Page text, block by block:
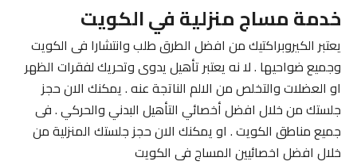
خدمة مساج منزلية في الكويت
يعتبر الكيروبراكتيك من افضل الطرق طلب وانتشارا فى الكويت
وجميع ضواحيها . لا نه يعتبر تأهيل يدوى وتحريك لفقرات الظهر
او العضلات والتخلص من الالم الناتجة عنه . يمكنك الان حجز
جلستك من خلال افضل أخصائي التأهيل البدني والحركي . فى
جميع مناطق الكويت . او يمكنك الان حجز جلستك المنزلية من
خلال افضل اخصائيين المساج فى الكويت